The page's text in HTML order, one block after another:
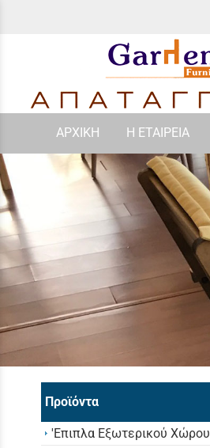
ΑΡΧΙΚΗ Η ΕΤΑΙΡΕΙΑ
Προϊόντα
'Επιπλα Εξωτερικού Χώρου